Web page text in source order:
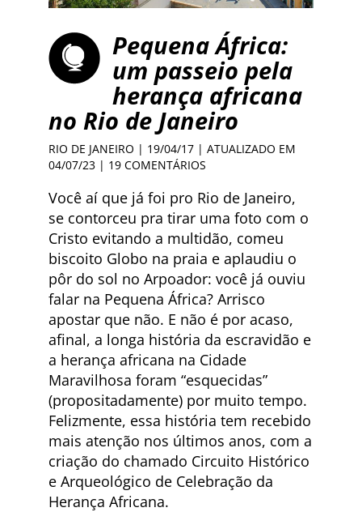
Pequena África:
um passeio pela
herança africana
no Rio de Janeiro
RIO DE JANEIRO | 19/04/17 | ATUALIZADO EM
04/07/23 | 19 COMENTÁRIOS
Você aí que já foi pro Rio de Janeiro,
se contorceu pra tirar uma foto com o
Cristo evitando a multidão, comeu
biscoito Globo na praia e aplaudiu o
pôr do sol no Arpoador: você já ouviu
falar na Pequena África? Arrisco
apostar que não. E não é por acaso,
afinal, a longa história da escravidão e
a herança africana na Cidade
Maravilhosa foram “esquecidas”
(propositadamente) por muito tempo.
Felizmente, essa história tem recebido
mais atenção nos últimos anos, com a
criação do chamado Circuito Histórico
e Arqueológico de Celebração da
Herança Africana.